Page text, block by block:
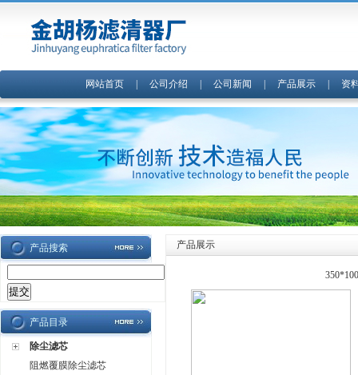
网站首页 公司介绍 公司新闻 产品展示 资
产品搜索
产品目录
除尘滤芯
阻燃覆膜除尘滤芯
产品展示